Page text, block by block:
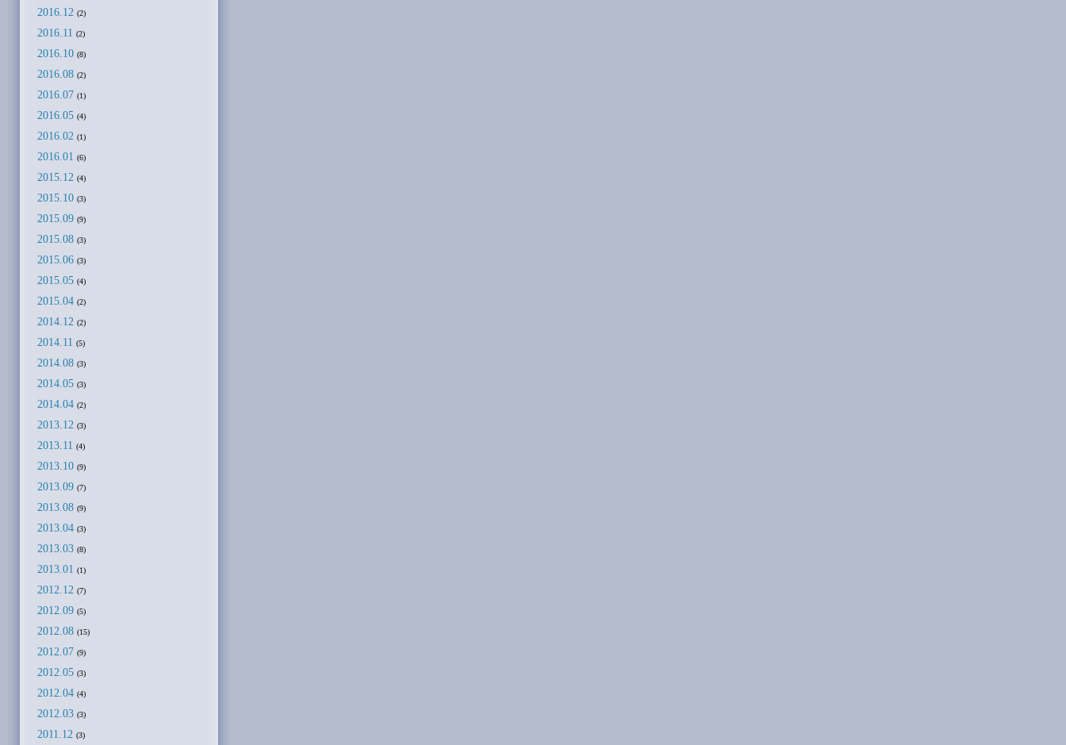
2016.12 (2)
2016.11 (2)
2016.10 (8)
2016.08 (2)
2016.07 (1)
2016.05 (4)
2016.02 (1)
2016.01 (6)
2015.12 (4)
2015.10 (3)
2015.09 (9)
2015.08 (3)
2015.06 (3)
2015.05 (4)
2015.04 (2)
2014.12 (2)
2014.11 (5)
2014.08 (3)
2014.05 (3)
2014.04 (2)
2013.12 (3)
2013.11 (4)
2013.10 (9)
2013.09 (7)
2013.08 (9)
2013.04 (3)
2013.03 (8)
2013.01 (1)
2012.12 (7)
2012.09 (5)
2012.08 (15)
2012.07 (9)
2012.05 (3)
2012.04 (4)
2012.03 (3)
2011.12 (3)